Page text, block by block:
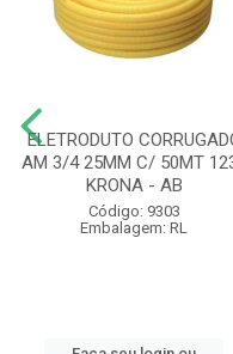
ELETRODUTO
AM 3/4 25MM C/ 50MT
KRONA - AB
Código: 9303
Embalagem: RL